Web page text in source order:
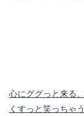
心にググっと来る
くすっと笑っちゃ